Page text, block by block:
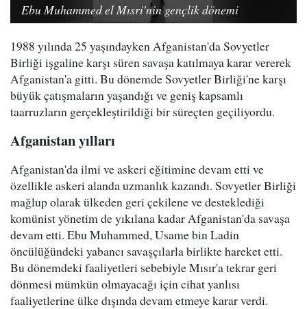
Ebu Muhammed el Mısri'nin gençlik dönemi
1988 yılında 25 yaşındayken Afganistan'da Sovyetler
Birliği işgaline karşı süren savaşa katılmaya karar vererek
Afganistan'a gitti. Bu dönemde Sovyetler Birliği'ne karşı
büyük çatışmaların yaşandığı ve geniş kapsamlı
taarruzların gerçekleştirildiği bir süreçten geçiliyordu.
Afganistan yılları
Afganistan'da ilmi ve askeri eğitimine devam etti ve
özellikle askeri alanda uzmanlık kazandı. Sovyetler Birliği
mağlup olarak ülkeden geri çekilene ve desteklediği
komünist yönetim de yıkılana kadar Afganistan'da savaşa
devam etti. Ebu Muhammed, Usame bin Ladin
öncülüğündeki yabancı savaşçılarla birlikte hareket etti.
Bu dönemdeki faaliyetleri sebebiyle Mısır'a tekrar geri
dönmesi mümkün olmayacağı için cihat yanlısı
faaliyetlerine ülke dışında devam etmeye karar verdi.